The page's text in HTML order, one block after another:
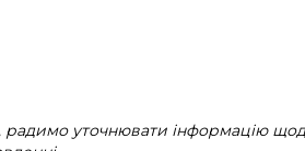
радимо уточнювати інформацію